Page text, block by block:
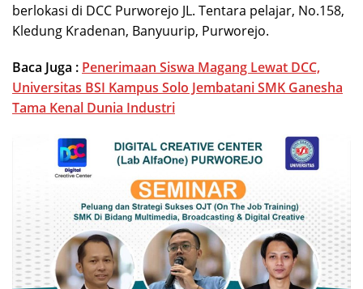
berlokasi di DCC Purworejo JL. Tentara pelajar, No.158,
Kledung Kradenan, Banyuurip, Purworejo.
Baca Juga : Penerimaan Siswa Magang Lewat DCC,
Universitas BSI Kampus Solo Jembatani SMK Ganesha
Tama Kenal Dunia Industri